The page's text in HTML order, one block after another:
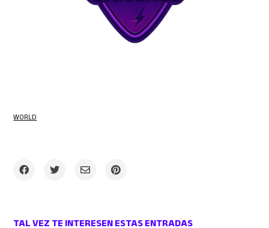
WORLD
TAL VEZ TE INTERESEN ESTAS ENTRADAS